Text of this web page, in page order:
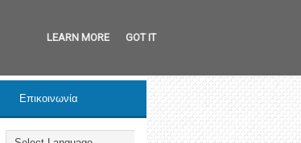
Επικοινωνία
LEARN MORE GOT IT